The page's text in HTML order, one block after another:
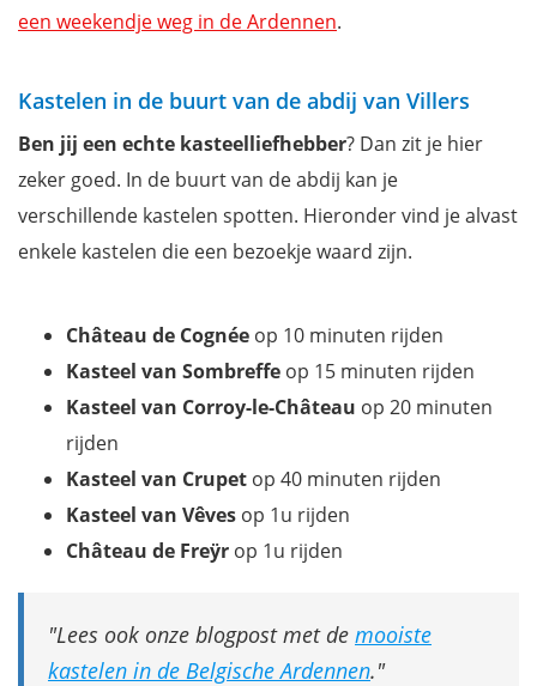
een weekendje weg in de Ardennen.
Kastelen in de buurt van de abdij van Villers
Ben jij een echte kasteelliefhebber? Dan zit je hier
zeker goed. In de buurt van de abdij kan je
verschillende kastelen spotten. Hieronder vind je alvast
enkele kastelen die een bezoekje waard zijn.
Château de Cognée op 10 minuten rijden
Kasteel van Sombreffe op 15 minuten rijden
Kasteel van Corroy-le-Château op 20 minuten
rijden
Kasteel van Crupet op 40 minuten rijden
Kasteel van Vêves op 1u rijden
Château de Freÿr op 1u rijden
Lees ook onze blogpost met de mooiste
kastelen in de Belgische Ardennen.